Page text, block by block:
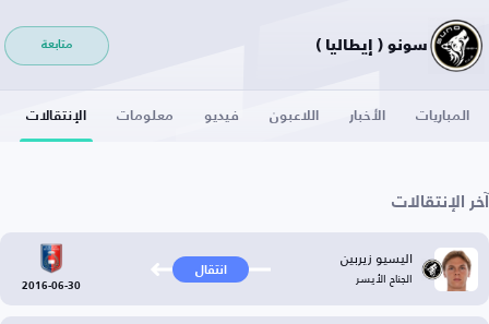
سونو ( إيطاليا ) متابعة
المباريات الأخبار اللاعبون فيديو معلومات الإنتقالات
آخر الإنتقالات
اليسيو زيربين
الجناح الأيسر انتقال
2016-06-30